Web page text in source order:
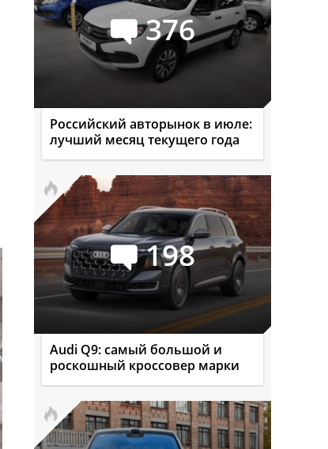
376
Российский авторынок в июле:
лучший месяц текущего года
198
Audi Q9: самый большой и
роскошный кроссовер марки